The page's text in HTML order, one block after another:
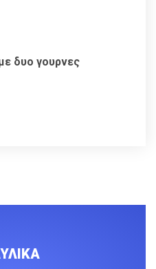
δυο γουρνες